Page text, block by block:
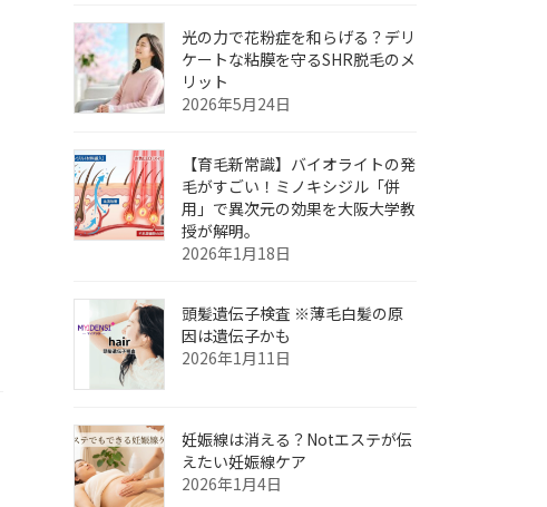
光の力で花粉症を和らげる？デリ
ケートな粘膜を守るSHR脱毛のメ
リット
2026年5月24日
【育毛新常識】バイオライトの発
毛がすごい！ミノキシジル「併
用」で異次元の効果を大阪大学教
授が解明。
2026年1月18日
頭髪遺伝子検査 ※薄毛白髪の原
因は遺伝子かも
2026年1月11日
妊娠線は消える？Notエステが伝
えたい妊娠線ケア
2026年1月4日